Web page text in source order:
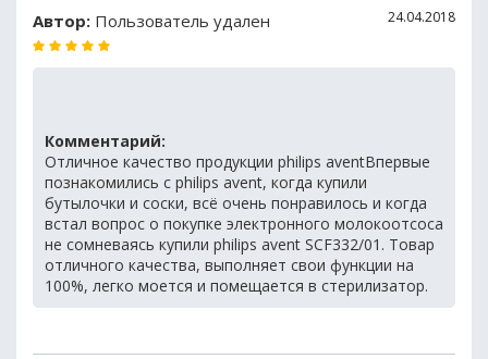
Автор: Пользователь удален 24.04.2018
Комментарий:
Отличное качество продукции philips aventВпервые
познакомились с philips avent, когда купили
бутылочки и соски, всё очень понравилось и когда
встал вопрос о покупке электронного молокоотсоса
не сомневаясь купили philips avent SCF332/01. Товар
отличного качества, выполняет свои функции на
100%, легко моется и помещается в стерилизатор.